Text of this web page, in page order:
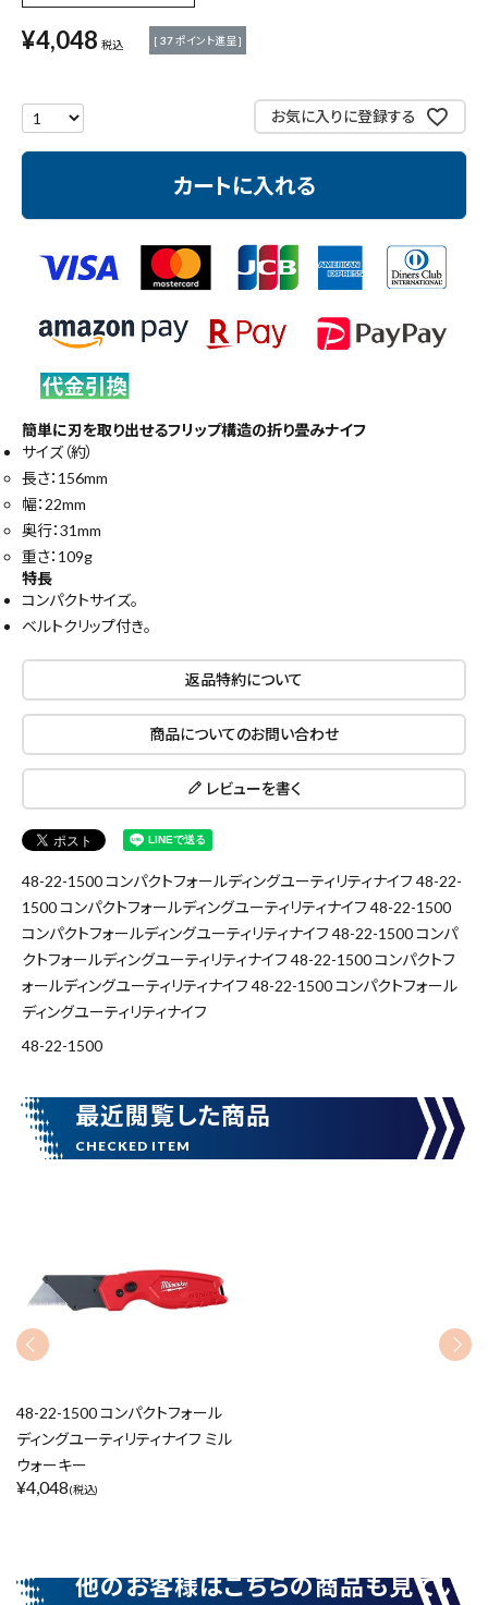
測定工具・筆記具
コンテンツ
キーワードから探す
search
カテゴリーから探す ブランドから探す
リセット
¥4,048 税込 [ 37ポイント進呈 ]
お気に入りに登録する
カートに入れる
簡単に刃を取り出せるフリップ構造の折り畳みナイフ
サイズ（約）
長さ：156mm
幅：22mm
奥行：31mm
重さ：109g
特長
コンパクトサイズ。
ベルトクリップ付き。
返品特約について
商品についてのお問い合わせ
レビューを書く
48-22-1500 コンパクトフォールディングユーティリティナイフ 48-22-
1500 コンパクトフォールディングユーティリティナイフ 48-22-1500
コンパクトフォールディングユーティリティナイフ 48-22-1500 コンパ
クトフォールディングユーティリティナイフ 48-22-1500 コンパクトフ
ォールディングユーティリティナイフ 48-22-1500 コンパクトフォール
ディングユーティリティナイフ
48-22-1500
最近閲覧した商品
48-22-1500 コンパクトフォール
ディングユーティリティナイフ ミル
ウォーキー
¥4,048(税込)
他のお客様はこちらの商品も見てい